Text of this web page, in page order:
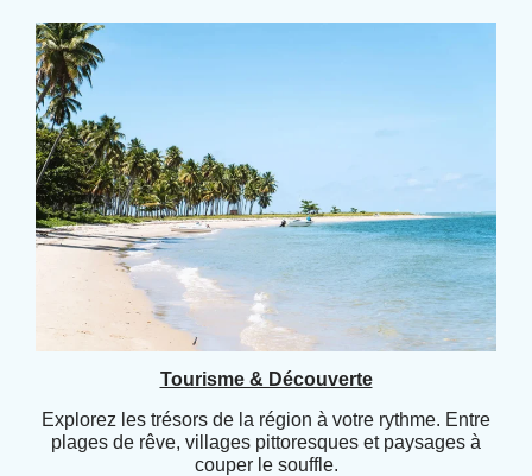
Tourisme & Découverte
Explorez les trésors de la région à votre rythme. Entre
plages de rêve, villages pittoresques et paysages à
couper le souffle.